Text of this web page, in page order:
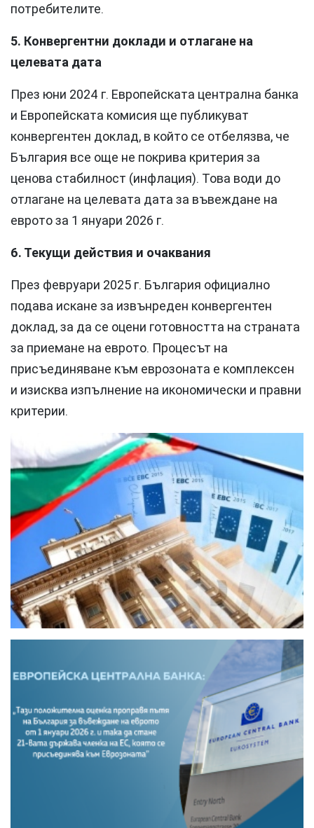
потребителите.
5. Конвергентни доклади и отлагане на
целевата дата
През юни 2024 г. Европейската централна банка
и Европейската комисия ще публикуват
конвергентен доклад, в който се отбелязва, че
България все още не покрива критерия за
ценова стабилност (инфлация). Това води до
отлагане на целевата дата за въвеждане на
еврото за 1 януари 2026 г.
6. Текущи действия и очаквания
През февруари 2025 г. България официално
подава искане за извънреден конвергентен
доклад, за да се оцени готовността на страната
за приемане на еврото. Процесът на
присъединяване към еврозоната е комплексен
и изисква изпълнение на икономически и правни
критерии.